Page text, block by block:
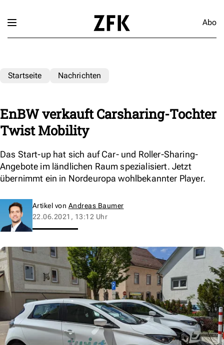
Abo
Startseite Nachrichten
EnBW verkauft Carsharing-Tochter
Twist Mobility
Das Start-up hat sich auf Car- und Roller-Sharing-
Angebote im ländlichen Raum spezialisiert. Jetzt
übernimmt ein in Nordeuropa wohlbekannter Player.
Artikel von Andreas Baumer
22.06.2021, 13:12 Uhr